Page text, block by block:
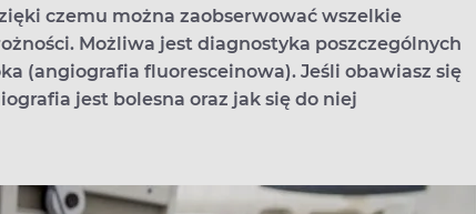
czemu można zaobserwować wszelkie
Możliwa jest diagnostyka poszczególnych
(angiografia fluoresceinowa). Jeśli obawiasz się
jest bolesna oraz jak się do niej